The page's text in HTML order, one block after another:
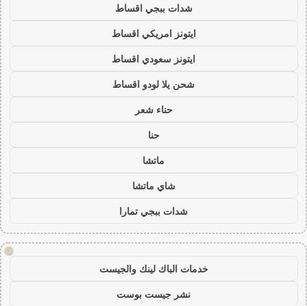
شدات ببجي اقساط
ايتونز امريكي اقساط
ايتونز سعودي اقساط
شحن يلا لودو اقساط
حناء شعر
حنا
ماتشا
شاي ماتشا
شدات ببجي تمارا
!
خدمات الباك لينك والجيست
نشر جيست بوست